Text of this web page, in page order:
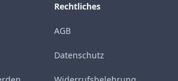
Rechtliches
AGB
Datenschutz